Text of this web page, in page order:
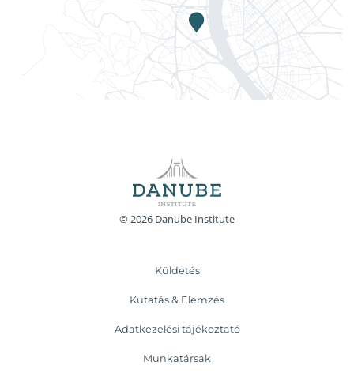
© 2026 Danube Institute
Küldetés
Kutatás & Elemzés
Adatkezelési tájékoztató
Munkatársak